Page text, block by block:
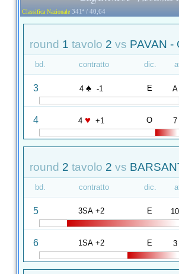
Classifica Nazionale 341ª / 40,64
round 1 tavolo 2 vs PAVAN -
bd. contratto dic.
3 4 ♠ -1 E A
4 4 ♥ +1 O 7
round 2 tavolo 2 vs
bd. contratto dic.
5 3SA +2 E 10
6 1SA +2 E 3